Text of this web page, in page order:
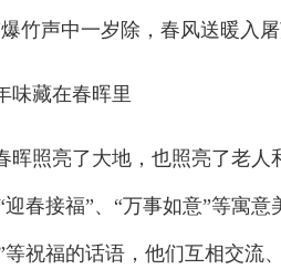
爆竹声中一岁除，春风送暖入
味藏在春晖里
晖照亮了大地，也照亮了老
迎春接福”、“万事如意”等寓
等祝福的话语，他们互相交流